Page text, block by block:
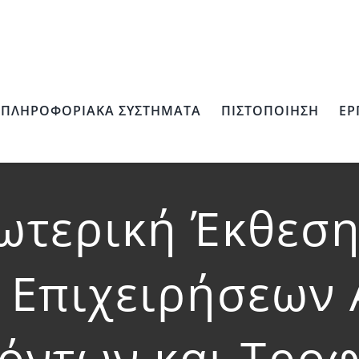
ΠΛΗΡΟΦΟΡΙΑΚΆ ΣΥΣΤΉΜΑΤΑ ΠΙΣΤΟΠΟΊΗΣΗ
Επιχειρήσεων